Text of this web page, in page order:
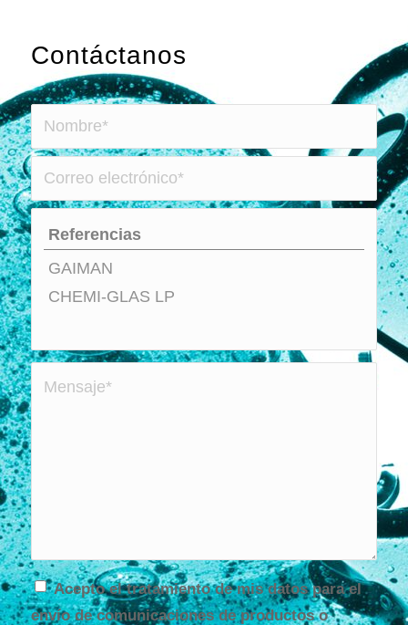
Contáctanos
Acepto el tratamiento de mis datos para el
envío de comunicaciones de productos o